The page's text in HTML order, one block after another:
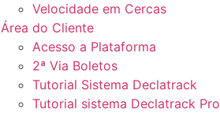
Velocidade em Cercas
Área do Cliente
Acesso a Plataforma
2ª Via Boletos
Tutorial Sistema Declatrack
Tutorial sistema Declatrack Pro